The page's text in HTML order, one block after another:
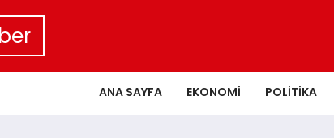
ANA SAYFA EKONOMI POLITIKA